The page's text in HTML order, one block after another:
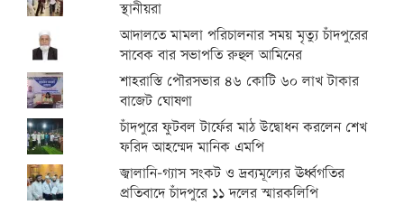
স্থানীয়রা
আদালতে মামলা পরিচালনার সময় মৃত্যু চাঁদপুরের
সাবেক বার সভাপতি রুহুল আমিনের
শাহরাস্তি পৌরসভার ৪৬ কোটি ৬০ লাখ টাকার
বাজেট ঘোষণা
চাঁদপুরে ফুটবল টার্ফের মাঠ উদ্বোধন করলেন শেখ
ফরিদ আহম্মেদ মানিক এমপি
জ্বালানি-গ্যাস সংকট ও দ্রব্যমূল্যের ঊর্ধ্বগতির
প্রতিবাদে চাঁদপুরে ১১ দলের স্মারকলিপি